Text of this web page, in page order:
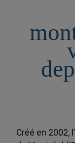
Créé en 2002,